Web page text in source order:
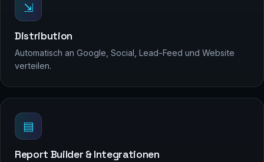
⇲
Distribution
Automatisch an Google, Social, Lead-Feed und Website
verteilen.
▤
Report Builder & Integrationen